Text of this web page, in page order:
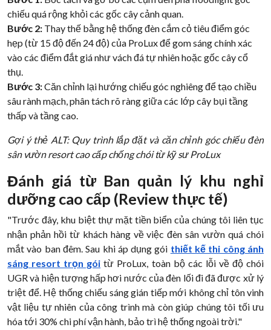
chiếu quá rộng khỏi các gốc cây cảnh quan.
Bước 2: Thay thế bằng hệ thống đèn cắm cỏ tiêu điểm góc
hẹp (từ 15 độ đến 24 độ) của ProLux để gom sáng chính xác
vào các điểm đắt giá như vách đá tự nhiên hoặc gốc cây cổ
thụ.
Bước 3:Căn chỉnh lại hướng chiếu góc nghiêng để tạo chiều
sâu rành mạch, phân tách rõ ràng giữa các lớp cây bụi tầng
thấp và tầng cao.
Gợi ý thẻ ALT: Quy trình lắp đặt và căn chỉnh góc chiếu đèn
sân vườn resort cao cấp chống chói từ kỹ sư ProLux
Đánh giá từ Ban quản lý khu nghỉ
dưỡng cao cấp (Review thực tế)
"Trước đây, khu biệt thự mặt tiền biển của chúng tôi liên tục
nhận phản hồi từ khách hàng về việc đèn sân vườn quá chói
mắt vào ban đêm. Sau khi áp dụng gói thiết kế thi công ánh
sáng resort trọn gói từ ProLux, toàn bộ các lỗi về độ chói
UGR và hiện tượng hấp hơi nước của đèn lối đi đã được xử lý
triệt để. Hệ thống chiếu sáng gián tiếp mới không chỉ tôn vinh
vật liệu tự nhiên của công trình mà còn giúp chúng tôi tối ưu
hóa tới 30% chi phí vận hành, bảo trì hệ thống ngoài trời."